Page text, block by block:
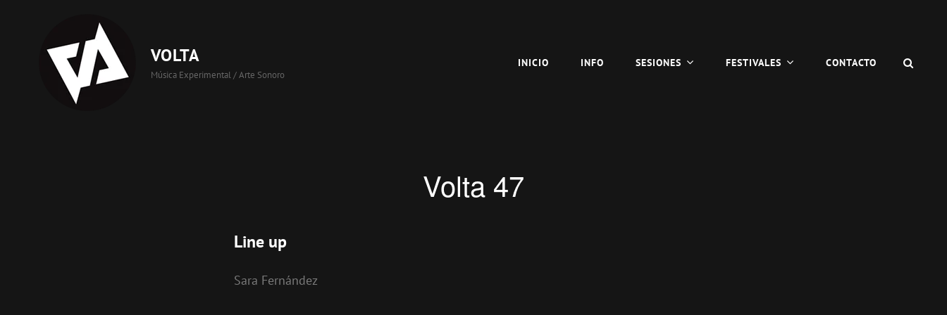
VOLTA
Música Experimental / Arte Sonoro
INICIO INFO SESIONES FESTIVALES CONTACTO
Volta 47
Line up
Sara Fernández